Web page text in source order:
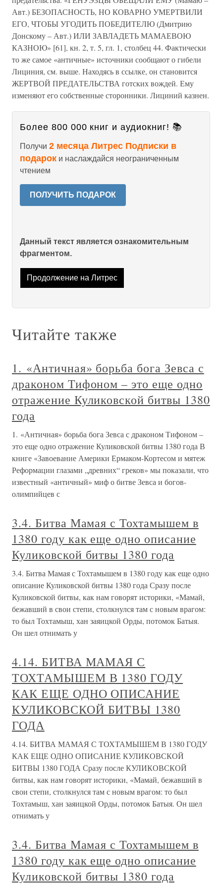
Авт.) БЕЗОПАСНОСТЬ, НО КОВАРНО УМЕРТВИЛИ
ЕГО, ЧТОБЫ УГОДИТЬ ПОБЕДИТЕЛЮ (Дмитрию
Донскому – Авт.) ИЛИ ЗАВЛАДЕТЬ МАМАЕВОЮ
КАЗНОЮ» [61], кн. 2, т. 5, гл. 1, столбец 44. Фактически
то же самое «античные» источники сообщают о гибели
Лициния, см. выше. Находясь в ссылке, он становится
ЖЕРТВОЙ ПРЕДАТЕЛЬСТВА готских вождей. Ему
изменяют его собственные сторонники. Лициний казнен.
Более 800 000 книг и аудиокниг! 📚
Получи 2 месяца Литрес Подписки в
подарок и наслаждайся неограниченным
чтением
ПОЛУЧИТЬ ПОДАРОК
Данный текст является ознакомительным
фрагментом.
Продолжение на Литрес
Читайте также
1. «Античная» борьба бога Зевса с
драконом Тифоном – это еще одно
отражение Куликовской битвы 1380
года
1. «Античная» борьба бога Зевса с драконом Тифоном –
это еще одно отражение Куликовской битвы 1380 года В
книге «Завоевание Америки Ермаком-Кортесом и мятеж
Реформации глазами „древних“ греков» мы показали, что
известный «античный» миф о битве Зевса и богов-
олимпийцев с
3.4. Битва Мамая с Тохтамышем в
1380 году как еще одно описание
Куликовской битвы 1380 года
3.4. Битва Мамая с Тохтамышем в 1380 году как еще одно
описание Куликовской битвы 1380 года Сразу после
Куликовской битвы, как нам говорят историки, «Мамай,
бежавший в свои степи, столкнулся там с новым врагом:
то был Тохтамыш, хан заяицкой Орды, потомок Батыя.
Он шел отнимать у
4.14. БИТВА МАМАЯ С
ТОХТАМЫШЕМ В 1380 ГОДУ
КАК ЕЩЕ ОДНО ОПИСАНИЕ
КУЛИКОВСКОЙ БИТВЫ 1380
ГОДА
4.14. БИТВА МАМАЯ С ТОХТАМЫШЕМ В 1380 ГОДУ
КАК ЕЩЕ ОДНО ОПИСАНИЕ КУЛИКОВСКОЙ
БИТВЫ 1380 ГОДА Сразу после КУЛИКОВСКОЙ
битвы, как нам говорят историки, «Мамай, бежавший в
свои степи, столкнулся там с новым врагом: то был
Тохтамыш, хан заяицкой Орды, потомок Батыя. Он шел
отнимать у
3.4. Битва Мамая с Тохтамышем в
1380 году как еще одно описание
Куликовской битвы 1380 года